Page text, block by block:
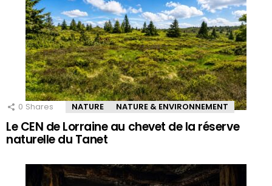
0 Shares NATURE NATURE & ENVIRONNEMENT
Le CEN de Lorraine au chevet de la réserve
naturelle du Tanet